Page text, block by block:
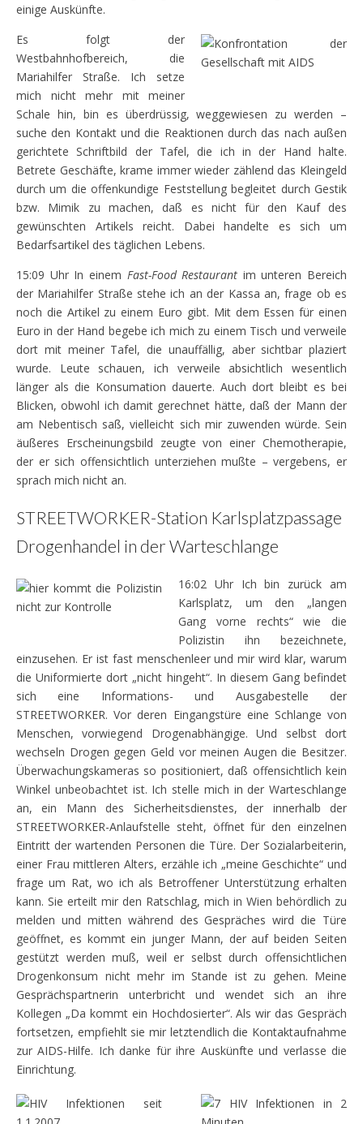
einige Auskünfte.
Es folgt der
Westbahnhofbereich, die
Mariahilfer Straße. Ich setze
mich nicht mehr mit meiner
Schale hin, bin es überdrüssig, weggewiesen zu werden –
suche den Kontakt und die Reaktionen durch das nach außen
gerichtete Schriftbild der Tafel, die ich in der Hand halte.
Betrete Geschäfte, krame immer wieder zählend das Kleingeld
durch um die offenkundige Feststellung begleitet durch Gestik
bzw. Mimik zu machen, daß es nicht für den Kauf des
gewünschten Artikels reicht. Dabei handelte es sich um
Bedarfsartikel des täglichen Lebens.
15:09 Uhr In einem Fast-Food Restaurant im unteren Bereich
der Mariahilfer Straße stehe ich an der Kassa an, frage ob es
noch die Artikel zu einem Euro gibt. Mit dem Essen für einen
Euro in der Hand begebe ich mich zu einem Tisch und verweile
dort mit meiner Tafel, die unauffällig, aber sichtbar plaziert
wurde. Leute schauen, ich verweile absichtlich wesentlich
länger als die Konsumation dauerte. Auch dort bleibt es bei
Blicken, obwohl ich damit gerechnet hätte, daß der Mann der
am Nebentisch saß, vielleicht sich mir zuwenden würde. Sein
äußeres Erscheinungsbild zeugte von einer Chemotherapie,
der er sich offensichtlich unterziehen mußte – vergebens, er
sprach mich nicht an.
STREETWORKER-Station Karlsplatzpassage
Drogenhandel in der Warteschlange
16:02 Uhr Ich bin zurück am
Karlsplatz, um den „langen
Gang vorne rechts“ wie die
Polizistin ihn bezeichnete,
einzusehen. Er ist fast menschenleer und mir wird klar, warum
die Uniformierte dort „nicht hingeht“. In diesem Gang befindet
sich eine Informations- und Ausgabestelle der
STREETWORKER. Vor deren Eingangstüre eine Schlange von
Menschen, vorwiegend Drogenabhängige. Und selbst dort
wechseln Drogen gegen Geld vor meinen Augen die Besitzer.
Überwachungskameras so positioniert, daß offensichtlich kein
Winkel unbeobachtet ist. Ich stelle mich in der Warteschlange
an, ein Mann des Sicherheitsdienstes, der innerhalb der
STREETWORKER-Anlaufstelle steht, öffnet für den einzelnen
Eintritt der wartenden Personen die Türe. Der Sozialarbeiterin,
einer Frau mittleren Alters, erzähle ich „meine Geschichte“ und
frage um Rat, wo ich als Betroffener Unterstützung erhalten
kann. Sie erteilt mir den Ratschlag, mich in Wien behördlich zu
melden und mitten während des Gespräches wird die Türe
geöffnet, es kommt ein junger Mann, der auf beiden Seiten
gestützt werden muß, weil er selbst durch offensichtlichen
Drogenkonsum nicht mehr im Stande ist zu gehen. Meine
Gesprächspartnerin unterbricht und wendet sich an ihre
Kollegen „Da kommt ein Hochdosierter“. Als wir das Gespräch
fortsetzen, empfiehlt sie mir letztendlich die Kontaktaufnahme
zur AIDS-Hilfe. Ich danke für ihre Auskünfte und verlasse die
Einrichtung.